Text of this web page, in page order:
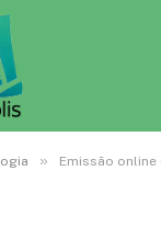
» Emissão